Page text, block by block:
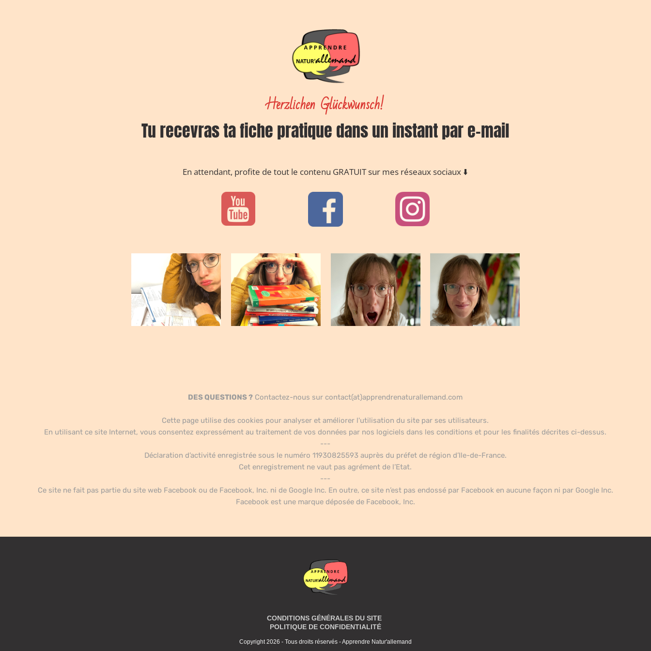
Herzlichen Glückwunsch!
Tu recevras ta fiche pratique dans un instant par e-mail
En attendant, profite de tout le contenu GRATUIT sur mes réseaux sociaux ⬇️
DES QUESTIONS ? Contactez-nous sur contact(at)apprendrenaturallemand.com
Cette page utilise des cookies pour analyser et améliorer l'utilisation du site par ses utilisateurs.
En utilisant ce site Internet, vous consentez expressément au traitement de vos données par nos logiciels dans les conditions et pour les finalités décrites ci-dessus.
---
Déclaration d’activité enregistrée sous le numéro 11930825593 auprès du préfet de région d’Ile-de-France.
Cet enregistrement ne vaut pas agrément de l’Etat.
---
Ce site ne fait pas partie du site web Facebook ou de Facebook, Inc. ni de Google Inc. En outre, ce site n’est pas endossé par Facebook en aucune façon ni par Google Inc.
Facebook est une marque déposée de Facebook, Inc.
CONDITIONS GÉNÉRALES DU SITE
POLITIQUE DE CONFIDENTIALITÉ
Copyright 2026 - Tous droits réservés - Apprendre Natur'allemand